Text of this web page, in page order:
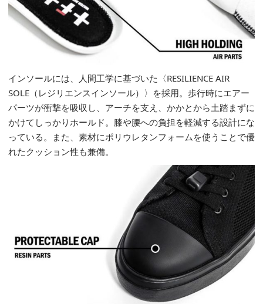
インソールには、人間工学に基づいた〈RESILIENCE AIR
SOLE（レジリエンスインソール）〉を採用。歩行時にエアー
パーツが衝撃を吸収し、アーチを支え、かかとから土踏まずに
かけてしっかりホールド。膝や腰への負担を軽減する設計にな
っている。また、素材にポリウレタンフォームを使うことで優
れたクッション性も兼備。